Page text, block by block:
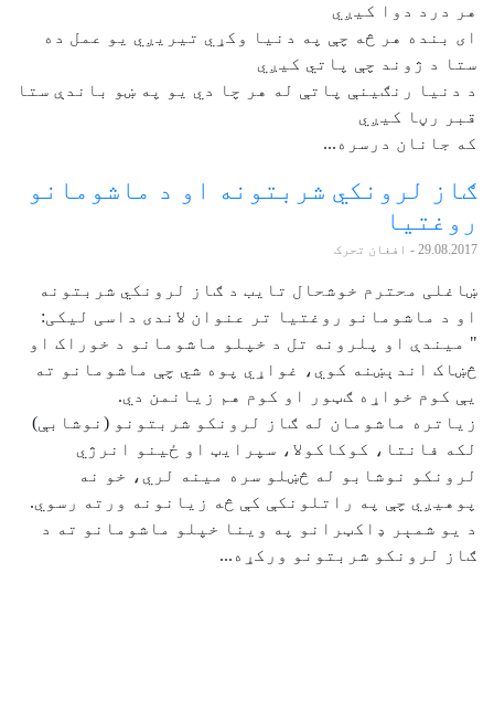
هر درد دوا کیږي
ای بنده هر څه چې په دنیا وکړي تیریږي یو عمل ده
ستا د ژوند چې پاتي کیږي
د دنیا رنګینې پاتې له هر چا دي یو په ښو باندې ستا
قبر رڼا کیږي
که جانان درسره...
ګاز لرونکي شربتونه او د ماشومانو
روغتيا
29.08.2017 - افغان تحرک
ښاغلی محترم خوشحال تایب د ګاز لرونکي شربتونه
او د ماشومانو روغتيا تر عنوان لاندی داسی لیکی:
" میندې او پلرونه تل د خپلو ماشومانو د خوراک او
څښاک اندېښنه کوي، غواړي پوه شي چې ماشومانو ته
یې کوم خواړه ګټور او کوم هم زیانمن دي.
زیاتره ماشومان له ګاز لرونکو شربتونو (نوشابې)
لکه فانتا، کوکاکولا، سپرایټ او ځينو انرژي
لرونکو نوشابو له څښلو سره مینه لري، خو نه
پوهیږي چې په راتلونکې کې څه زیانونه ورته رسوي.
د یو شمېر ډاکټرانو په وینا خپلو ماشومانو ته د
ګاز لرونکو شربتونو ورکړه...